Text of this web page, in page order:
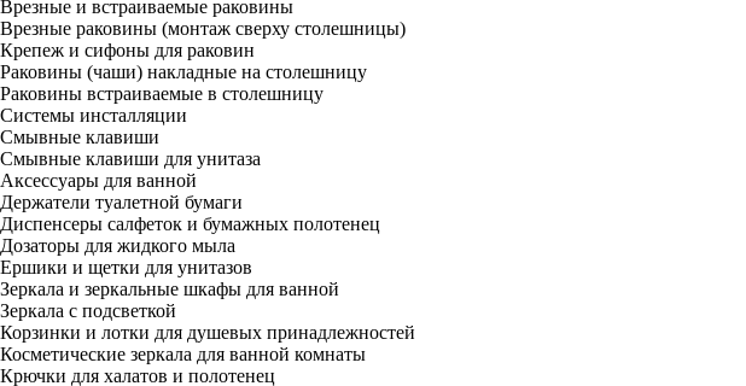
Врезные и встраиваемые раковины
Врезные раковины (монтаж сверху столешницы)
Крепеж и сифоны для раковин
Раковины (чаши) накладные на столешницу
Раковины встраиваемые в столешницу
Системы инсталляции
Смывные клавиши
Смывные клавиши для унитаза
Аксессуары для ванной
Держатели туалетной бумаги
Диспенсеры салфеток и бумажных полотенец
Дозаторы для жидкого мыла
Ершики и щетки для унитазов
Зеркала и зеркальные шкафы для ванной
Зеркала с подсветкой
Корзинки и лотки для душевых принадлежностей
Косметические зеркала для ванной комнаты
Крючки для халатов и полотенец